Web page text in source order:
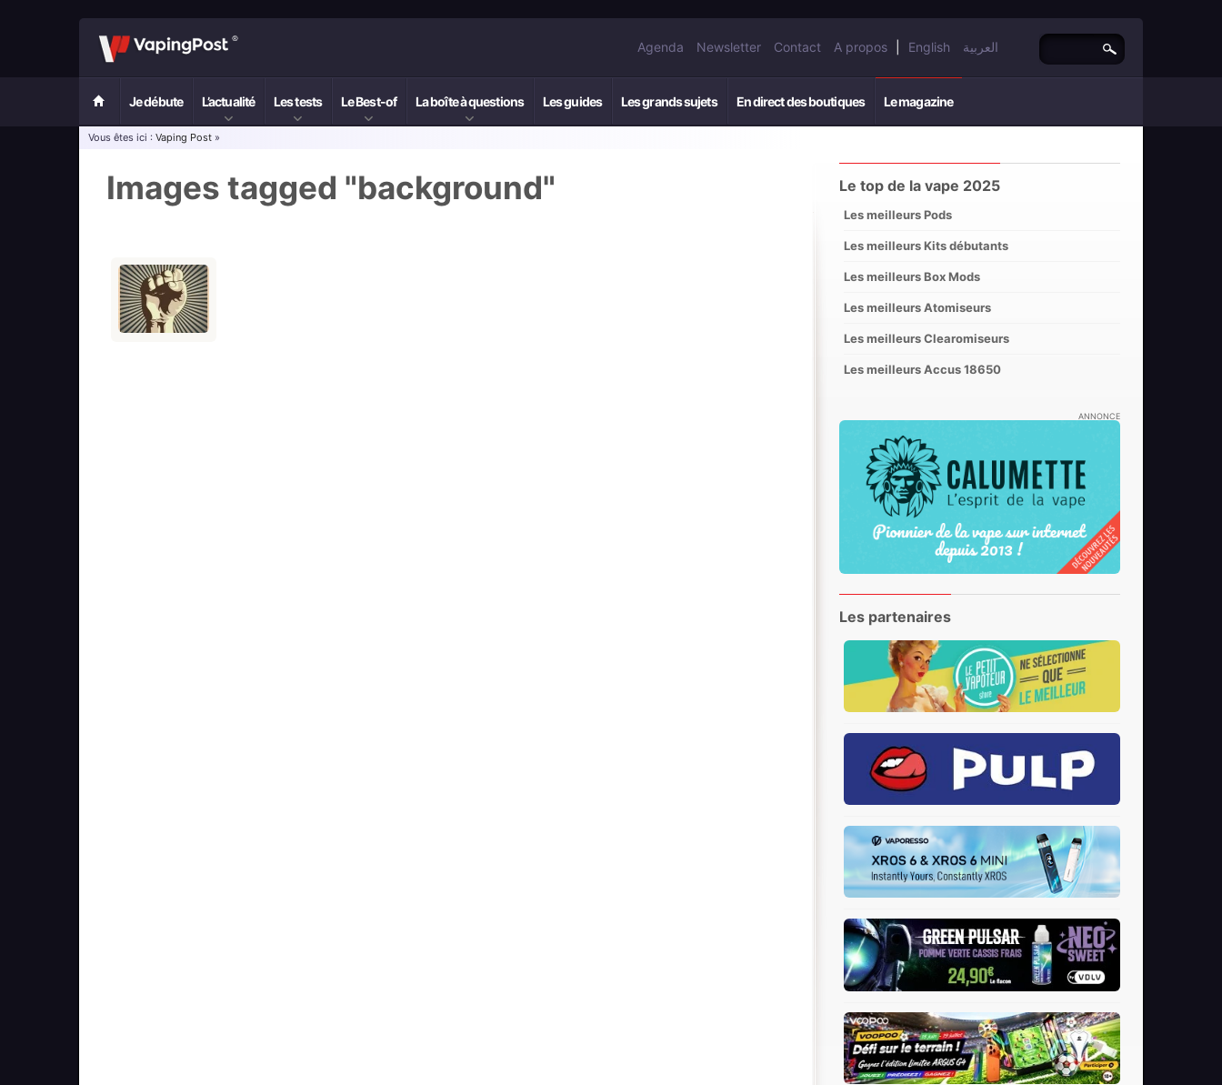
Agenda Newsletter Contact A propos English العربية
Je débute L’actualité Les tests Le Best-of La boîte à questions Les guides Les grands sujets En direct des boutiques Le magazine
Vous êtes ici : Vaping Post »
Images tagged "background" Le top de la vape 2025
Les meilleurs Pods
Les meilleurs Kits débutants
Les meilleurs Box Mods
Les meilleurs Atomiseurs
Les meilleurs Clearomiseurs
Les meilleurs Accus 18650
ANNONCE
Les partenaires